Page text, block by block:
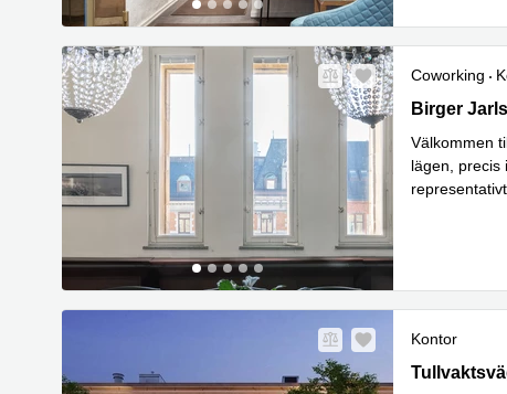
Coworking
Birger
Birger
Välkommen
lägen, precis
Kontor
Stockholm,